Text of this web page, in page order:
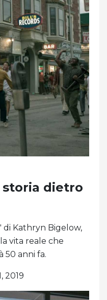
dietro
Kathryn Bigelow,
vita reale che
50 anni fa.
2019